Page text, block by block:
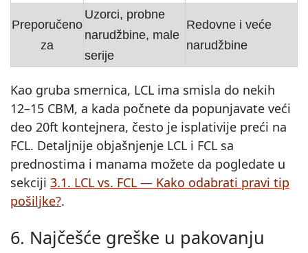
Preporučeno
za
Uzorci, probne
narudžbine, male
serije
Redovne i veće
narudžbine
Kao gruba smernica, LCL ima smisla do nekih
12–15 CBM, a kada počnete da popunjavate veći
deo 20ft kontejnera, često je isplativije preći na
FCL. Detaljnije objašnjenje LCL i FCL sa
prednostima i manama možete da pogledate u
sekciji 3.1. LCL vs. FCL — Kako odabrati pravi tip
pošiljke?.
6. Najčešće greške u pakovanju